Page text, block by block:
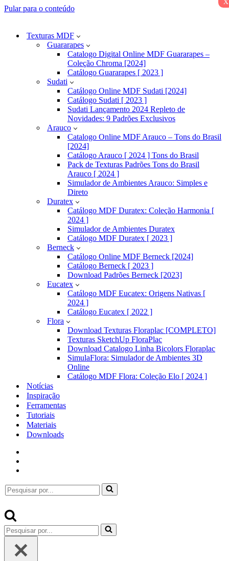
Pular para o conteúdo
Texturas MDF
Guararapes
Catalogo Digital Online MDF Guararapes –
Coleção Chroma [2024]
Catálogo Guararapes [ 2023 ]
Sudati
Catálogo Online MDF Sudati [2024]
Catálogo Sudati [ 2023 ]
Sudati Lançamento 2024 Repleto de
Novidades: 9 Padrões Exclusivos
Arauco
Catalogo Online MDF Arauco – Tons do Brasil
[2024]
Catálogo Arauco [ 2024 ] Tons do Brasil
Pack de Texturas Padrões Tons do Brasil
Arauco [ 2024 ]
Simulador de Ambientes Arauco: Simples e
Direto
Duratex
Catálogo MDF Duratex: Coleção Harmonia [
2024 ]
Simulador de Ambientes Duratex
Catálogo MDF Duratex [ 2023 ]
Berneck
Catálogo Online MDF Berneck [2024]
Catálogo Berneck [ 2023 ]
Download Padrões Berneck [2023]
Eucatex
Catálogo MDF Eucatex: Origens Nativas [
2024 ]
Catálogo Eucatex [ 2022 ]
Flora
Download Texturas Floraplac [COMPLETO]
Texturas SketchUp FloraPlac
Download Catalogo Linha Bicolors Floraplac
SimulaFlora: Simulador de Ambientes 3D
Online
Catálogo MDF Flora: Coleção Elo [ 2024 ]
Notícias
Inspiração
Ferramentas
Tutoriais
Materiais
Downloads
Pesquisar
por...
Pesquisar
por...